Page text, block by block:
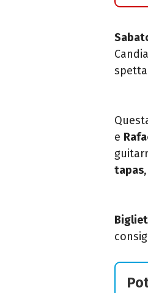
e
tapas